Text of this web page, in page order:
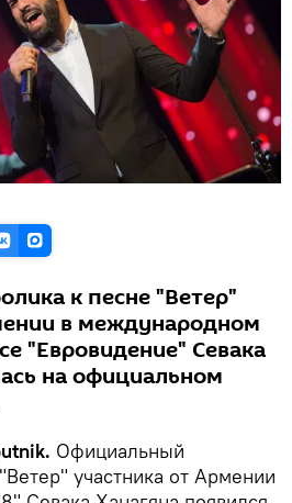
к песне "Ветер"
в международном
"Евровидение" Севака
на официальном
Официальный
участника от Армении